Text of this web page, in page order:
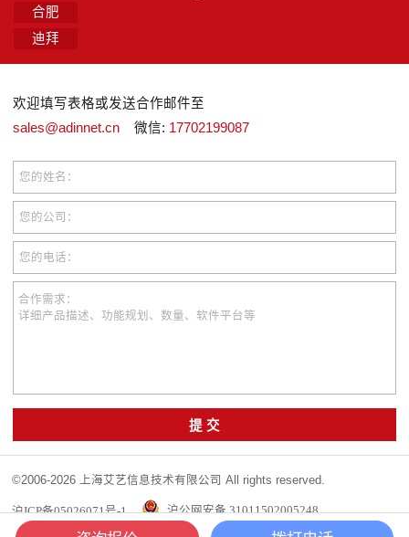
合肥
迪拜
欢迎填写表格或发送合作邮件至
sales@adinnet.cn 微信: 17702199087
您的姓名：
您的公司：
您的电话：
合作需求：
详细产品描述、功能规划、数量、软件平台等
提 交
©2006-2026 上海艾艺信息技术有限公司 All rights reserved.
沪ICP备05026071号-1 沪公网安备 31011502005248